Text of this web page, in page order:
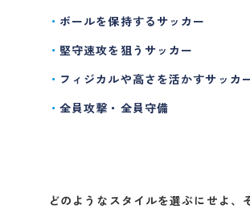
ボールを保持するサッカー
堅守速攻を狙うサッカー
フィジカルや高さを活かすサッカ
全員攻撃・全員守備
どのようなスタイルを選ぶにせよ